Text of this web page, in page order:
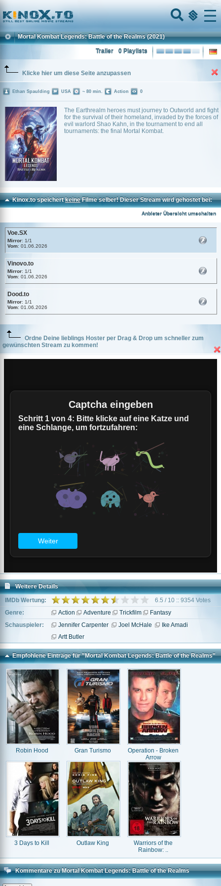
Home
Menu
Mortal Kombat Legends: Battle of the Realms (2021)
0 Playlists
Trailer
Klicke hier um diese Seite anzupassen
The Earthrealm heroes must journey to Outworld and fight
for the survival of their homeland, invaded by the forces of
evil warlord Shao Kahn, in the tournament to end all
tournaments: the final Mortal Kombat.
Ethan Spaulding USA ~ 80 min. Action 0
Kinox.to speichertkeineFilme selber! Dieser Stream wird gehostet bei:
Anbieter Übersicht umschalten
Voe.SX
Mirror: 1/1
Vom: 01.06.2026
Vinovo.to
Mirror: 1/1
Vom: 01.06.2026
Dood.to
Mirror: 1/1
Vom: 01.06.2026
Ordne Deine lieblings Hoster per Drag & Drop um schneller zum
gewünschten Stream zu kommen!
Weitere Details
IMDb Wertung:
6.5 / 10 :: 9354 Votes
Genre:
Action Adventure Trickfilm
Fantasy
Schauspieler:
Jennifer Carpenter Joel McHale
Ike Amadi
Artt Butler
Empfohlene Einträge für "Mortal Kombat Legends: Battle of the Realms"
Robin Hood Gran Turismo
Operation - Broken
Arrow
3 Days to Kill Outlaw King
Warriors of the
Rainbow: ..
Kommentare zu Mortal Kombat Legends: Battle of the Realms